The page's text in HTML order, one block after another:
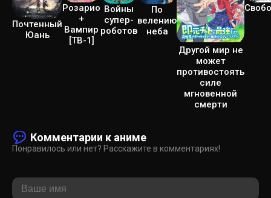
Почтенный
Юань
Розарио
+
Вампир
[ТВ-1]
Войны
супер-
роботов
По
велению
неба
Другой мир не
может
противостоять
силе
мгновенной
смерти
Комментарии к аниме
Понравилось или нет? Расскажите в комментариях!